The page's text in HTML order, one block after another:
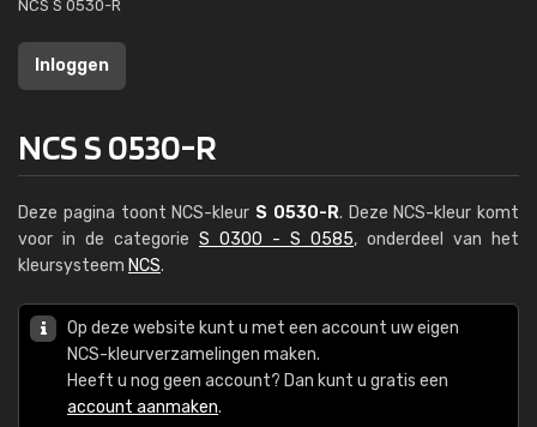
NCS S 0530-R
Inloggen
NCS S 0530-R
Deze pagina toont NCS-kleur S 0530-R. Deze NCS-kleur komt
voor in de categorie S 0300 - S 0585, onderdeel van het
kleursysteem NCS.
Op deze website kunt u met een account uw eigen
NCS-kleurverzamelingen maken.
Heeft u nog geen account? Dan kunt u gratis een
account aanmaken.